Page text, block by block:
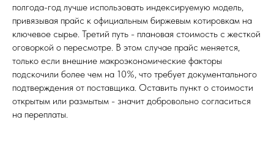
полгода-год лучше использовать индексируемую модель,
привязывая прайс к официальным биржевым котировкам на
ключевое сырье. Третий путь - плановая стоимость с жесткой
оговоркой о пересмотре. В этом случае прайс меняется,
только если внешние макроэкономические факторы
подскочили более чем на 10%, что требует документального
подтверждения от поставщика. Оставить пункт о стоимости
открытым или размытым - значит добровольно согласиться
на переплаты.